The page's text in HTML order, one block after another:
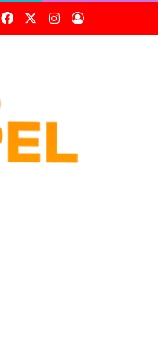
FacebookInstagram
Entrar